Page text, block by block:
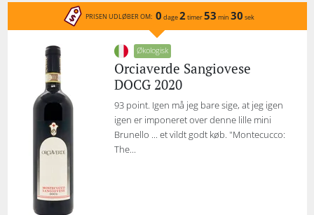
PRISEN UDLØBER OM: 0 dage2 timer53 min 30 sek
Økologisk
Orciaverde Sangiovese
DOCG 2020
93 point. Igen må jeg bare sige, at jeg igen
igen er imponeret over denne lille mini
Brunello ... et vildt godt køb. "Montecucco:
The...